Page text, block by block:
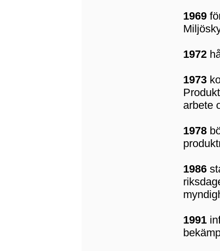
1969
1972
1973
arbete
1978
1986
1991